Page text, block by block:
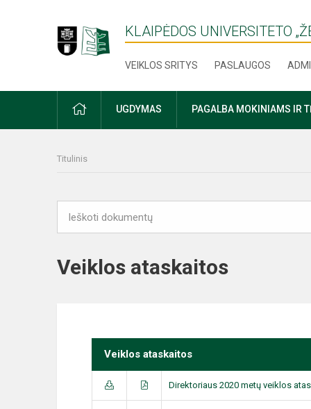
KLAIPĖDOS UNIVERSITETO
VEIKLOS SRITYS PASLAUGOS
PRADŽIAUGDYMAS PAGALBA MOKINIAMS IR
Titulinis
Veiklos ataskaitos
Veiklos ataskaitos
Direktoriaus 2020 metų veiklos